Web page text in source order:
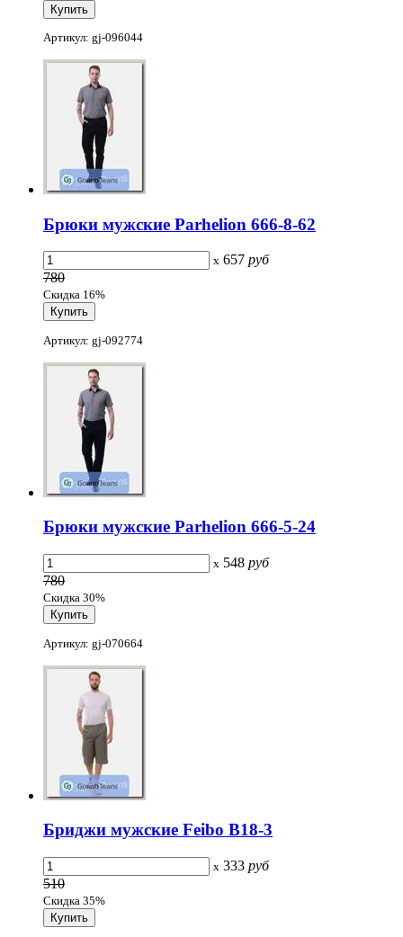
Артикул: gj-096044
Брюки мужские Parhelion 666-8-62
x 657 руб
780
Скидка 16%
Артикул: gj-092774
Брюки мужские Parhelion 666-5-24
x 548 руб
780
Скидка 30%
Артикул: gj-070664
Бриджи мужские Feibo B18-3
x 333 руб
510
Скидка 35%